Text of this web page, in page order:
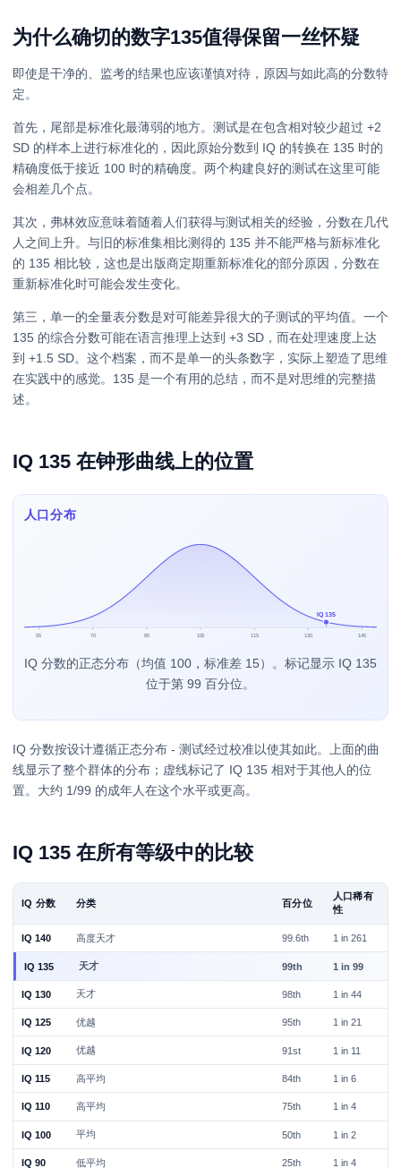
为什么确切的数字135值得保留一丝怀疑
即使是干净的、监考的结果也应该谨慎对待，原因与如此高的分数特
定。
首先，尾部是标准化最薄弱的地方。测试是在包含相对较少超过 +2
SD 的样本上进行标准化的，因此原始分数到 IQ 的转换在 135 时的
精确度低于接近 100 时的精确度。两个构建良好的测试在这里可能
会相差几个点。
其次，弗林效应意味着随着人们获得与测试相关的经验，分数在几代
人之间上升。与旧的标准集相比测得的 135 并不能严格与新标准化
的 135 相比较，这也是出版商定期重新标准化的部分原因，分数在
重新标准化时可能会发生变化。
第三，单一的全量表分数是对可能差异很大的子测试的平均值。一个
135 的综合分数可能在语言推理上达到 +3 SD，而在处理速度上达
到 +1.5 SD。这个档案，而不是单一的头条数字，实际上塑造了思维
在实践中的感觉。135 是一个有用的总结，而不是对思维的完整描
述。
IQ 135 在钟形曲线上的位置
人口分布
55 70 85 100 115 130 145
IQ 135
IQ 分数的正态分布（均值 100，标准差 15）。标记显示 IQ 135
位于第 99 百分位。
IQ 分数按设计遵循正态分布 - 测试经过校准以使其如此。上面的曲
线显示了整个群体的分布；虚线标记了 IQ 135 相对于其他人的位
置。大约 1/99 的成年人在这个水平或更高。
IQ 135 在所有等级中的比较
IQ 分数 分类 百分位
人口稀有
性
IQ 140 高度天才 99.6th 1 in 261
IQ 135 天才 99th 1 in 99
IQ 130 天才 98th 1 in 44
IQ 125 优越 95th 1 in 21
IQ 120 优越 91st 1 in 11
IQ 115 高平均 84th 1 in 6
IQ 110 高平均 75th 1 in 4
IQ 100 平均 50th 1 in 2
IQ 90 低平均 25th 1 in 4